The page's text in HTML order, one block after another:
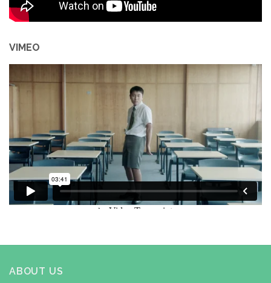
VIMEO
ABOUT US